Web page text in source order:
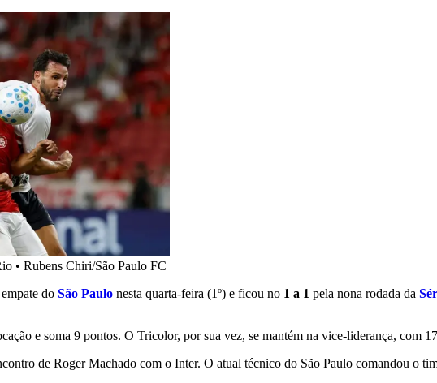
• Rubens Chiri/São Paulo FC
do São Paulo nesta quarta-feira (1º) e ficou no 1 a 1 pela nona rodada da
e soma 9 pontos. O Tricolor, por sua vez, se mantém na vice-liderança, com
de Roger Machado com o Inter. O atual técnico do São Paulo comandou o